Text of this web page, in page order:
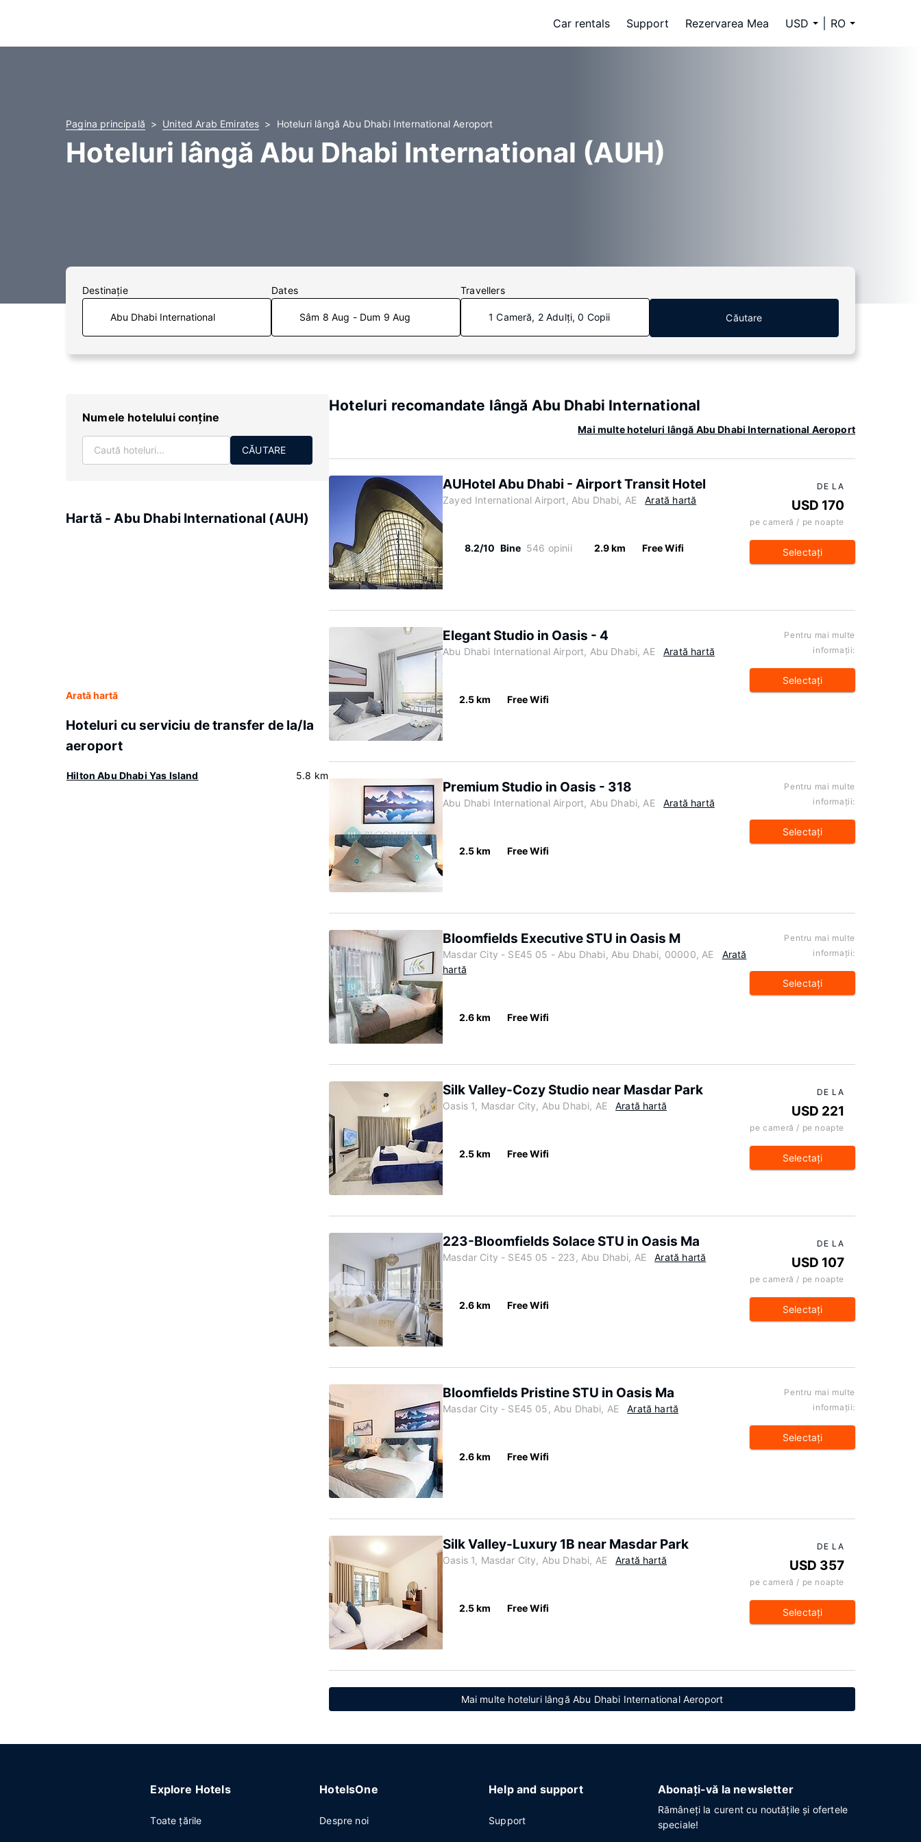
Car rentals Support Rezervarea Mea USD RO
Pagina principală United Arab Emirates Hoteluri lângă Abu Dhabi International Aeroport
Hoteluri lângă Abu Dhabi International (AUH)
Destinaţie Dates
Sâm 8 Aug - Dum 9 Aug
Travellers
1 Cameră, 2 Adulți, 0 Copii Căutare
Numele hotelului conţine
CĂUTARE
Hartă - Abu Dhabi International (AUH)
Arată hartă
Hoteluri cu serviciu de transfer de la/la
aeroport
Hilton Abu Dhabi Yas Island 5.8 km
Hoteluri recomandate lângă Abu Dhabi International
Mai multe hoteluri lângă Abu Dhabi International Aeroport
AUHotel Abu Dhabi - Airport Transit Hotel
Zayed International Airport, Abu Dhabi, AE Arată hartă
8.2/10 Bine 546 opinii 2.9 km Free Wifi
DE LA
USD 170
pe cameră / pe noapte
Selectaţi
Elegant Studio in Oasis - 4
Abu Dhabi International Airport, Abu Dhabi, AE Arată hartă
2.5 km Free Wifi
Pentru mai multe
informaţii:
Selectaţi
Premium Studio in Oasis - 318
Abu Dhabi International Airport, Abu Dhabi, AE Arată hartă
2.5 km Free Wifi
Pentru mai multe
informaţii:
Selectaţi
Bloomfields Executive STU in Oasis M
Masdar City - SE45 05 - Abu Dhabi, Abu Dhabi, 00000, AE
Arată
hartă
2.6 km Free Wifi
Pentru mai multe
informaţii:
Selectaţi
Silk Valley-Cozy Studio near Masdar Park
Oasis 1, Masdar City, Abu Dhabi, AE Arată hartă
2.5 km Free Wifi
DE LA
USD 221
pe cameră / pe noapte
Selectaţi
223-Bloomfields Solace STU in Oasis Ma
Masdar City - SE45 05 - 223, Abu Dhabi, AE Arată hartă
2.6 km Free Wifi
DE LA
USD 107
pe cameră / pe noapte
Selectaţi
Bloomfields Pristine STU in Oasis Ma
Masdar City - SE45 05, Abu Dhabi, AE Arată hartă
2.6 km Free Wifi
Pentru mai multe
informaţii:
Selectaţi
Silk Valley-Luxury 1B near Masdar Park
Oasis 1, Masdar City, Abu Dhabi, AE Arată hartă
2.5 km Free Wifi
DE LA
USD 357
pe cameră / pe noapte
Selectaţi
Mai multe hoteluri lângă Abu Dhabi International Aeroport
Explore Hotels
Toate ţările
HotelsOne
Despre noi
Help and support
Support
Abonați-vă la newsletter
Rămâneți la curent cu noutățile și ofertele
speciale!